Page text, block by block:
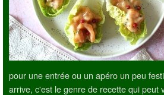
pour une entrée ou un apéro un peu
arrive, c'est le genre de recette qui peut